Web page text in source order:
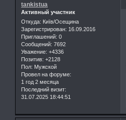
tankistua
Активный участник
Откуда: Київ/Осещина
Зарегистрирован: 16.09.2016
Приглашений: 0
Сообщений: 7692
Уважение: +4336
Позитив: +2128
Пол: Мужской
Провел на форуме:
1 год 2 месяца
Последний визит:
31.07.2025 18:44:51